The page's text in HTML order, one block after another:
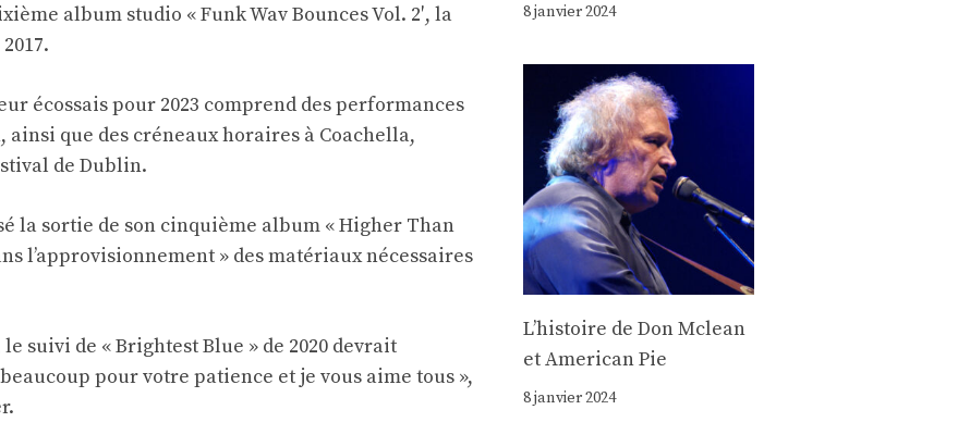
album studio « Funk Wav Bounces Vol. 2′, la
écossais pour 2023 comprend des performances
que des créneaux horaires à Coachella,
de Dublin.
la sortie de son cinquième album « Higher Than
l’approvisionnement » des matériaux nécessaires
suivi de « Brightest Blue » de 2020 devrait
pour votre patience et je vous aime tous »,
8 janvier 2024
Lʼhistoire de Don Mclean
et American Pie
8 janvier 2024